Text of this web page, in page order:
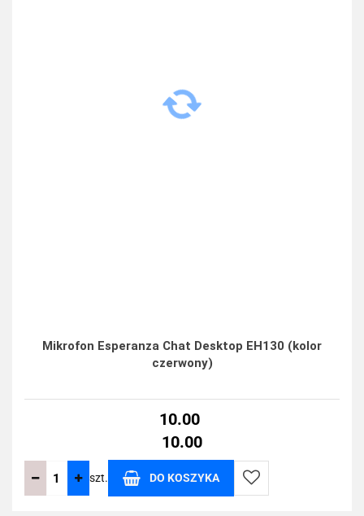
Mikrofon Esperanza Chat Desktop EH130 (kolor
czerwony)
10.00
10.00
szt. DO KOSZYKA